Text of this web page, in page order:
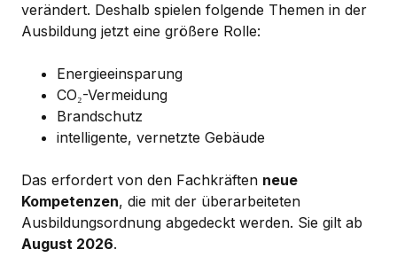
verändert. Deshalb spielen folgende Themen in der
Ausbildung jetzt eine größere Rolle:
Energieeinsparung
CO₂-Vermeidung
Brandschutz
intelligente, vernetzte Gebäude
Das erfordert von den Fachkräften neue
Kompetenzen, die mit der überarbeiteten
Ausbildungsordnung abgedeckt werden. Sie gilt ab
August 2026.